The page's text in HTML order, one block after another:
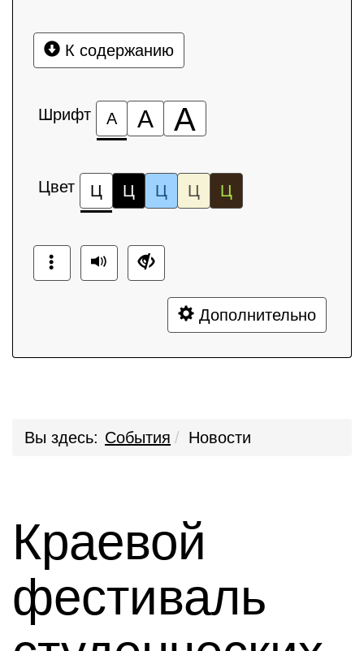
К содержанию
Шрифт А А А
Цвет Ц Ц Ц Ц Ц
Дополнительно
Вы здесь: События Новости
Краевой
фестиваль